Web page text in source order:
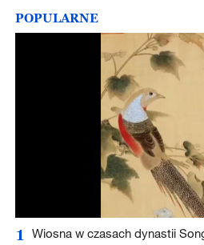
POPULARNE
1 Wiosna w czasach dynastii